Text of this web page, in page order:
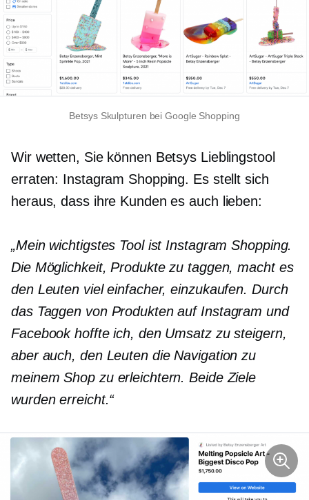
Betsys Skulpturen bei Google Shopping
Wir wetten, Sie können Betsys Lieblingstool
erraten: Instagram Shopping. Es stellt sich
heraus, dass ihre Kunden es auch lieben:
„Mein wichtigstes Tool ist Instagram Shopping.
Die Möglichkeit, Produkte zu taggen, macht es
den Leuten viel einfacher, einzukaufen. Durch
das Taggen von Produkten auf Instagram und
Facebook hoffte ich, den Umsatz zu steigern,
aber auch, den Leuten die Navigation zu
meinem Shop zu erleichtern. Beide Ziele
wurden erreicht.“